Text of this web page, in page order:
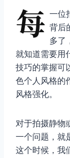
每 一位
背后
多了
就知道需要用
技巧的掌握可
色个人风格的
风格强化。
对于拍摄静物
一个问题，就
这个时候，我